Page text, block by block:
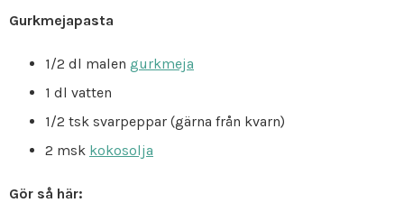
Gurkmejapasta
1/2 dl malen gurkmeja
1 dl vatten
1/2 tsk svarpeppar (gärna från kvarn)
2 msk kokosolja
Gör så här: